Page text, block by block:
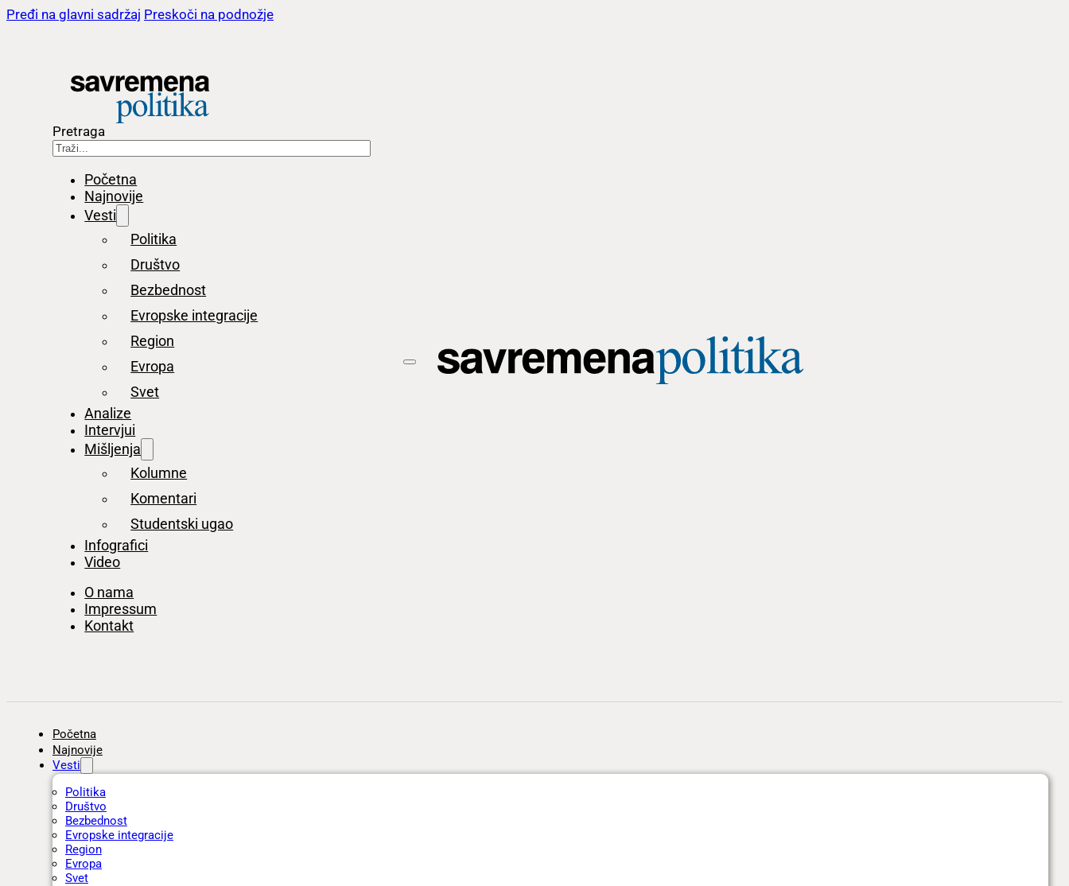
Pređi na glavni sadržaj Preskoči na podnožje
Pretraga
Početna
Najnovije
Vesti
Politika
Društvo
Bezbednost
Evropske integracije
Region
Evropa
Svet
Analize
Intervjui
Mišljenja
Kolumne
Komentari
Studentski ugao
Infografici
Video
O nama
Impressum
Kontakt
Početna
Najnovije
Vesti
Politika
Društvo
Bezbednost
Evropske integracije
Region
Evropa
Svet